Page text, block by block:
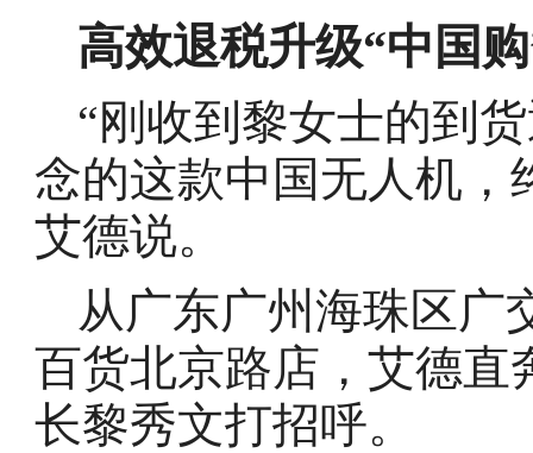
高效退税升级“中国
“刚收到黎女士的到
念的这款中国无人机，
艾德说。
从广东广州海珠区广
百货北京路店，艾德直
长黎秀文打招呼。